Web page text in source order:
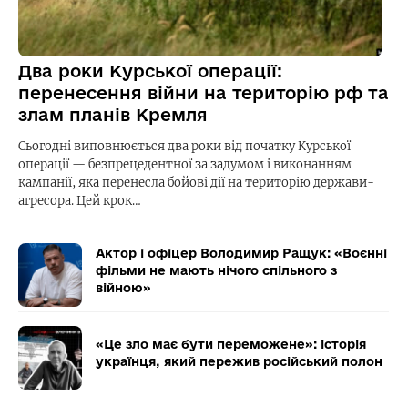
Два роки Курської операції:
перенесення війни на територію рф та
злам планів Кремля
Сьогодні виповнюється два роки від початку Курської
операції — безпрецедентної за задумом і виконанням
кампанії, яка перенесла бойові дії на територію держави-
агресора. Цей крок…
Актор і офіцер Володимир Ращук: «Воєнні
фільми не мають нічого спільного з
війною»
«Це зло має бути переможене»: історія
українця, який пережив російський полон